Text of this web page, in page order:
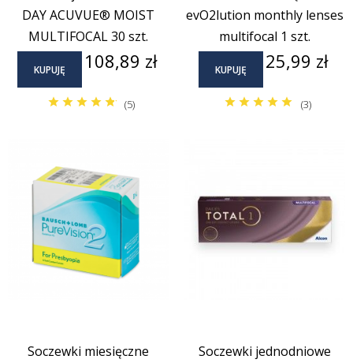
DAY ACUVUE® MOIST
MULTIFOCAL 30 szt.
KUPUJĘ Cena
108,89 zł
evO2lution monthly lenses
multifocal 1 szt.
KUPUJĘ Cena
25,99 zł
(5)
Soczewki miesięczne
(3)
Soczewki jednodniowe